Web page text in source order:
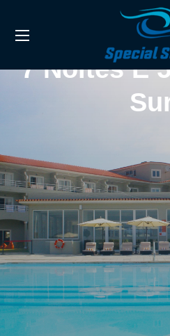
7 Noites E